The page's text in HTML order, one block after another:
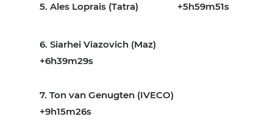
5. Ales Loprais (Tatra) +5h59m51s
6. Siarhei Viazovich (Maz)
+6h39m29s
7. Ton van Genugten (IVECO)
+9h15m26s